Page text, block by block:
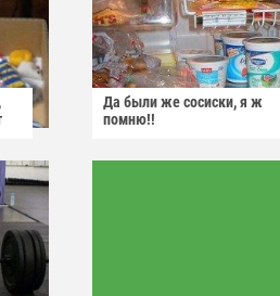
Да были же сосиски, я ж
помню!!